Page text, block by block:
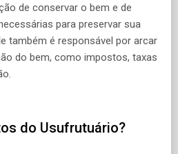
de conservar o bem e de
para preservar sua
também é responsável por arcar
do bem, como impostos, taxas
do Usufrutuário?